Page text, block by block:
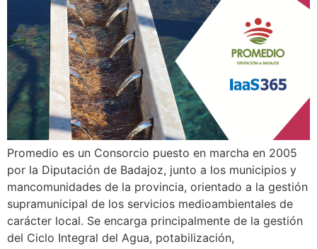
Promedio es un Consorcio puesto en marcha en 2005
por la Diputación de Badajoz, junto a los municipios y
mancomunidades de la provincia, orientado a la gestión
supramunicipal de los servicios medioambientales de
carácter local. Se encarga principalmente de la gestión
del Ciclo Integral del Agua, potabilización,